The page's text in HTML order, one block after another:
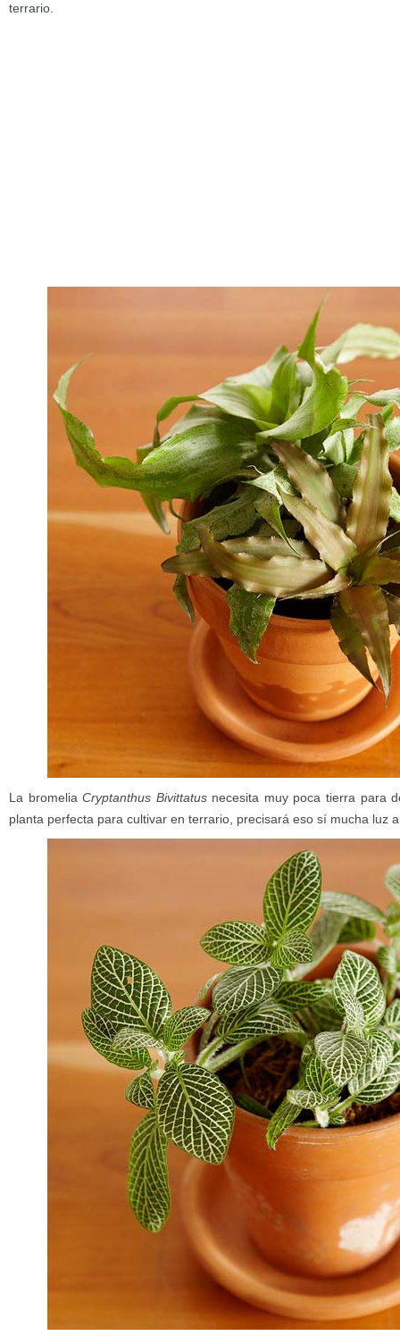
terrario.
La bromeliaCryptanthus Bivittatus necesita muy poca tierra para
planta perfecta para cultivar en terrario, precisará eso sí mucha luz